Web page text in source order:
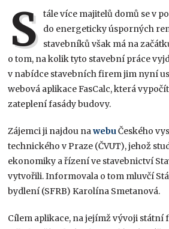
S tále více majitelů domů se v
do energeticky úsporných
stavebníků však má na
o tom, na kolik tyto stavební práce
v nabídce stavebních firem jim nyní
webová aplikace FasCalc, která
zateplení fasády budovy.
Zájemci ji najdou nawebu Českého
technického v Praze (ČVUT), jehož
ekonomiky a řízení ve stavebnictví
vytvořili. Informovala o tom mluvčí
bydlení (SFRB) Karolína Smetanová.
Cílem aplikace, na jejímž vývoji státní